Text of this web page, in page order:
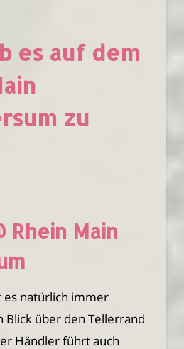
es auf dem
zu
Rhein Main
es natürlich immer
Blick über den Tellerrand
Händler führt auch